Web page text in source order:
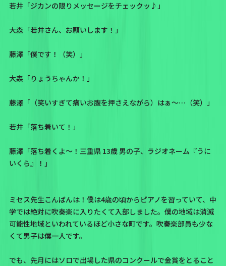
若井「ジカンの限りメッセージをチェックッ♪」
大森「若井さん、お願いします！」
藤澤「僕です！（笑）」
大森「りょうちゃんか！」
藤澤「（笑いすぎて痛いお腹を押さえながら）はぁ〜…（笑）」
若井「落ち着いて！」
藤澤「落ち着くよ〜！三重県 13歳 男の子、ラジオネーム『うに
いくら』！」
ミセス先生こんばんは！僕は4歳の頃からピアノを習っていて、中
学では絶対に吹奏楽に入りたくて入部しました。僕の地域は消滅
可能性地域といわれているほど小さな町です。吹奏楽部員も少な
くて男子は僕一人です。
でも、先月にはソロで出場した県のコンクールで金賞をとること